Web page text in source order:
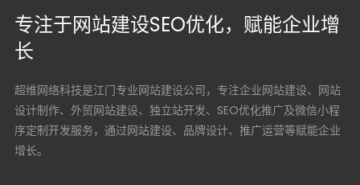
专注于网站建设SEO优化，赋能企业增
长
超维网络科技是江门专业网站建设公司，专注企业网站建设、网站
设计制作、外贸网站建设、独立站开发、SEO优化推广及微信小程
序定制开发服务，通过网站建设、品牌设计、推广运营等赋能企业
增长。